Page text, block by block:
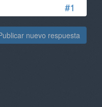
#1
nuevo respuesta